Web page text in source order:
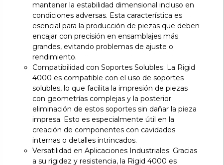
mantener la estabilidad dimensional incluso en
condiciones adversas. Esta característica es
esencial para la producción de piezas que deben
encajar con precisión en ensamblajes más
grandes, evitando problemas de ajuste o
rendimiento.
Compatibilidad con Soportes Solubles: La Rigid
4000 es compatible con el uso de soportes
solubles, lo que facilita la impresión de piezas
con geometrías complejas y la posterior
eliminación de estos soportes sin dañar la pieza
impresa. Esto es especialmente útil en la
creación de componentes con cavidades
internas o detalles intrincados.
Versatilidad en Aplicaciones Industriales: Gracias
a su rigidez y resistencia, la Rigid 4000 es